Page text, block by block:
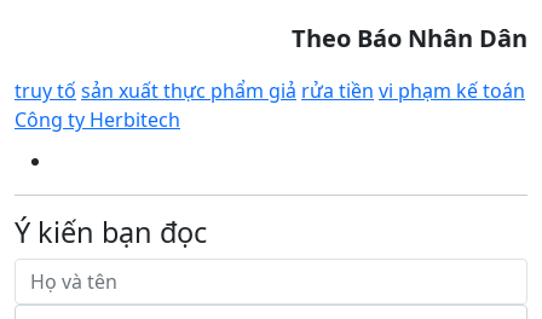
Theo Báo Nhân Dân
truy tố sản xuất thực phẩm giả rửa tiền vi phạm kế toán
Công ty Herbitech
Ý kiến bạn đọc